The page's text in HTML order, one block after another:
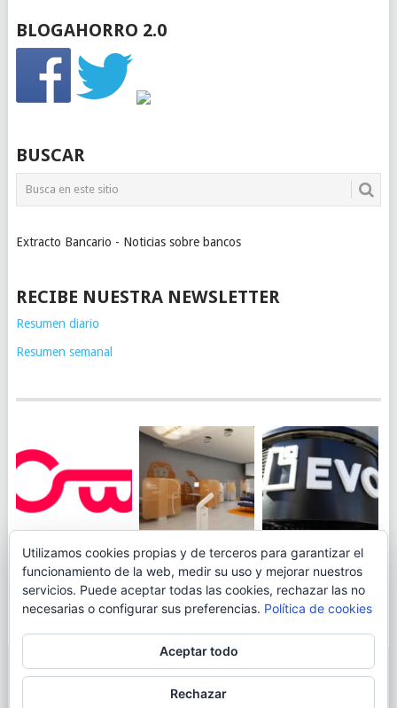
BLOGAHORRO 2.0
BUSCAR
Extracto Bancario - Noticias sobre bancos
RECIBE NUESTRA NEWSLETTER
Resumen diario
Resumen semanal
JUEGA AL
CANICÓDROMO
DIGITAL DE
OPENBANK
ING TOCA SUELO EN
LA RENTABILIDAD
DE SU CUENTA
NARANJA: 0,01% TAE
EVO BANK
PERMITIRÁ
INGRESAR DINERO
DESDE LAS OFICINAS
© 2026BLOGAHORRO.
CONTACTA CON EL AUTOR
Utilizamos cookies propias y de terceros para garantizar el
funcionamiento de la web, medir su uso y mejorar nuestros
servicios. Puede aceptar todas las cookies, rechazar las no
necesarias o configurar sus preferencias. Política de cookies
Aceptar todo
Rechazar